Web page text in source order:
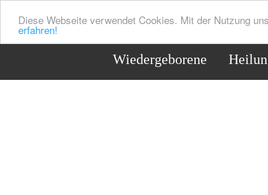
Diese Webseite verwendet Cookies. Mit der Nutzung
erfahren!
Wiedergeborene